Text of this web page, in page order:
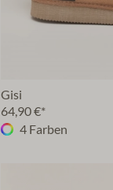
Gisi
64,90 €*
4 Farben